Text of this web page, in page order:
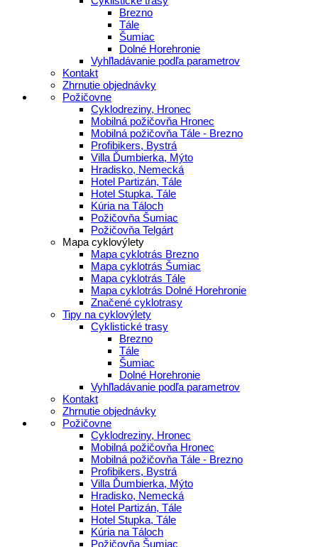
Brezno
Tále
Šumiac
Dolné Horehronie
Vyhľladávanie podľa parametrov
Kontakt
Zhrnutie objednávky
Požičovne
Cyklodreziny, Hronec
Mobilná požičovňa Hronec
Mobilná požičovňa Tále - Brezno
Profibikers, Bystrá
Villa Ďumbierka, Mýto
Hradisko, Nemecká
Hotel Partizán, Tále
Hotel Stupka, Tále
Kúria na Táloch
Požičovňa Šumiac
Požičovňa Telgárt
Mapa cyklovýlety
Mapa cyklotrás Brezno
Mapa cyklotrás Šumiac
Mapa cyklotrás Tále
Mapa cyklotrás Dolné Horehronie
Značené cyklotrasy
Tipy na cyklovýlety
Cyklistické trasy
Brezno
Tále
Šumiac
Dolné Horehronie
Vyhľladávanie podľa parametrov
Kontakt
Zhrnutie objednávky
Požičovne
Cyklodreziny, Hronec
Mobilná požičovňa Hronec
Mobilná požičovňa Tále - Brezno
Profibikers, Bystrá
Villa Ďumbierka, Mýto
Hradisko, Nemecká
Hotel Partizán, Tále
Hotel Stupka, Tále
Kúria na Táloch
Požičovňa Šumiac